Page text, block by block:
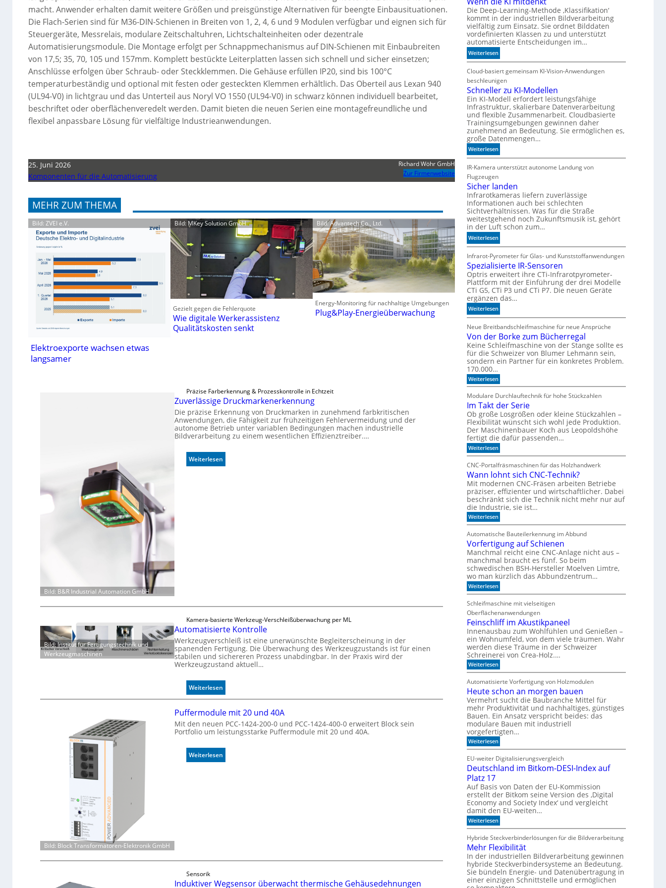
macht. Anwender erhalten damit weitere Größen und preisgünstige Alternativen für beengte Einbausituationen.
Die Flach-Serien sind für M36-DIN-Schienen in Breiten von 1, 2, 4, 6 und 9 Modulen verfügbar und eignen sich für
Steuergeräte, Messrelais, modulare Zeitschaltuhren, Lichtschalteinheiten oder dezentrale
Automatisierungsmodule. Die Montage erfolgt per Schnappmechanismus auf DIN-Schienen mit Einbaubreiten
von 17,5; 35, 70, 105 und 157mm. Komplett bestückte Leiterplatten lassen sich schnell und sicher einsetzen;
Anschlüsse erfolgen über Schraub- oder Steckklemmen. Die Gehäuse erfüllen IP20, sind bis 100°C
temperaturbeständig und optional mit festen oder gesteckten Klemmen erhältlich. Das Oberteil aus Lexan 940
(UL94-V0) in lichtgrau und das Unterteil aus Noryl VO 1550 (UL94-V0) in schwarz können individuell bearbeitet,
beschriftet oder oberflächenveredelt werden. Damit bieten die neuen Serien eine montagefreundliche und
flexibel anpassbare Lösung für vielfältige Industrieanwendungen.
25. Juni 2026
Komponenten für die Automatisierung
Richard Wöhr GmbH
Zur Firmenwebsite
MEHR ZUM THEMA
Bild: ZVEI e.V.
Elektroexporte wachsen etwas
langsamer
Bild: MKey Solution GmbH
Gezielt gegen die Fehlerquote
Wie digitale Werkerassistenz
Qualitätskosten senkt
Bild: Advantech Co., Ltd.
Energy-Monitoring für nachhaltige Umgebungen
Plug&Play-Energieüberwachung
Bild: B&R Industrial Automation GmbH
Präzise Farberkennung & Prozesskontrolle in Echtzeit
Zuverlässige Druckmarkenerkennung
Die präzise Erkennung von Druckmarken in zunehmend farbkritischen
Anwendungen, die Fähigkeit zur frühzeitigen Fehlervermeidung und der
autonome Betrieb unter variablen Bedingungen machen industrielle
Bildverarbeitung zu einem wesentlichen Effizienztreiber.…
Weiterlesen
Z
c
k
m
a
r
k
e
r
e
n
n
n
Bild: Institut für Fertigungstechnik und
Werkzeugmaschinen
Kamera-basierte Werkzeug-Verschleißüberwachung per ML
Automatisierte Kontrolle
Werkzeugverschleiß ist eine unerwünschte Begleiterscheinung in der
spanenden Fertigung. Die Überwachung des Werkzeugzustands ist für einen
stabilen und sichereren Prozess unabdingbar. In der Praxis wird der
Werkzeugzustand aktuell…
Weiterlesen
A
t
o
m
i
l
Bild: Block Transformatoren-Elektronik GmbH
Puffermodule mit 20 und 40A
Mit den neuen PCC-1424-200-0 und PCC-1424-400-0 erweitert Block sein
Portfolio um leistungsstarke Puffermodule mit 20 und 40A.
Weiterlesen
P
Sensorik
Induktiver Wegsensor überwacht thermische Gehäusedehnungen
Die Deep-Learning-Methode ‚Klassifikation‘
kommt in der industriellen Bildverarbeitung
vielfältig zum Einsatz. Sie ordnet Bilddaten
vordefinierten Klassen zu und unterstützt
automatisierte Entscheidungen im…
Weiterlesen:
W
e
n
n
d
i
e
K
I
m
i
t
d
e
n
k
t
Cloud-basiert gemeinsam KI-Vision-Anwendungen
beschleunigen
Schneller zu KI-Modellen
Ein KI-Modell erfordert leistungsfähige
Infrastruktur, skalierbare Datenverarbeitung
und flexible Zusammenarbeit. Cloudbasierte
Trainingsumgebungen gewinnen daher
zunehmend an Bedeutung. Sie ermöglichen es,
große Datenmengen…
Weiterlesen:
S
c
h
n
e
l
l
e
r
z
u
K
I
-
M
o
d
e
l
l
e
n
IR-Kamera unterstützt autonome Landung von
Flugzeugen
Sicher landen
Infrarotkameras liefern zuverlässige
Informationen auch bei schlechten
Sichtverhältnissen. Was für die Straße
weitestgehend noch Zukunftsmusik ist, gehört
in der Luft schon zum…
Weiterlesen:
S
i
c
h
e
r
a
n
d
e
n
Infrarot-Pyrometer für Glas- und Kunststoffanwendungen
Spezialisierte IR-Sensoren
Optris erweitert ihre CTi-Infrarotpyrometer-
Plattform mit der Einführung der drei Modelle
CTi G5, CTi P3 und CTi P7. Die neuen Geräte
ergänzen das…
Weiterlesen:
S
p
e
z
i
a
i
s
i
e
t
e
I
R
S
e
n
s
o
r
e
n
Neue Breitbandschleifmaschine für neue Ansprüche
Von der Borke zum Bücherregal
Keine Schleifmaschine von der Stange sollte es
für die Schweizer von Blumer Lehmann sein,
sondern ein Partner für ein konkretes Problem.
170.000…
Weiterlesen:
V
o
n
d
e
r
B
o
r
k
e
z
u
m
B
ü
c
h
e
r
r
e
g
a
l
Modulare Durchlauftechnik für hohe Stückzahlen
Im Takt der Serie
Ob große Losgrößen oder kleine Stückzahlen –
Flexibilität wünscht sich wohl jede Produktion.
Der Maschinenbauer Koch aus Leopoldshöhe
fertigt die dafür passenden…
Weiterlesen:
I
T
a
k
t
d
e
r
S
e
r
i
e
CNC-Portalfräsmaschinen für das Holzhandwerk
Wann lohnt sich CNC-Technik?
Mit modernen CNC-Fräsen arbeiten Betriebe
präziser, effizienter und wirtschaftlicher. Dabei
beschränkt sich die Technik nicht mehr nur auf
die Industrie, sie ist…
Weiterlesen:
W
a
n
n
l
o
h
n
t
s
i
h
C
N
C
-
T
e
c
h
n
k
?
Automatische Bauteilerkennung im Abbund
Vorfertigung auf Schienen
Manchmal reicht eine CNC-Anlage nicht aus –
manchmal braucht es fünf. So beim
schwedischen BSH-Hersteller Moelven Limtre,
wo man kürzlich das Abbundzentrum…
Weiterlesen:
V
r
f
e
r
t
i
g
u
n
g
a
u
f
S
c
h
i
e
n
e
n
Schleifmaschine mit vielseitigen
Oberflächenanwendungen
Feinschliff im Akustikpaneel
Innenausbau zum Wohlfühlen und Genießen –
ein Wohnumfeld, von dem viele träumen. Wahr
werden diese Träume in der Schweizer
Schreinerei von Crea-Holz.…
Weiterlesen:
F
i
n
s
c
h
l
i
f
f
i
A
k
t
i
k
p
a
n
e
e
l
Automatisierte Vorfertigung von Holzmodulen
Heute schon an morgen bauen
Vermehrt sucht die Baubranche Mittel für
mehr Produktivität und nachhaltiges, günstiges
Bauen. Ein Ansatz verspricht beides: das
modulare Bauen mit industriell
vorgefertigten…
Weiterlesen:
H
e
u
c
h
o
n
a
n
m
o
r
g
e
n
b
a
u
EU-weiter Digitalisierungsvergleich
Deutschland im Bitkom-DESI-Index auf
Platz 17
Auf Basis von Daten der EU-Kommission
erstellt der Bitkom seine Version des ‚Digital
Economy and Society Index‘ und vergleicht
damit den EU-weiten…
Weiterlesen:
D
u
t
s
c
h
l
a
Hybride Steckverbinderlösungen für die Bildverarbeitung
Mehr Flexibilität
In der industriellen Bildverarbeitung gewinnen
hybride Steckverbindersysteme an Bedeutung.
Sie bündeln Energie- und Datenübertragung in
einer einzigen Schnittstelle und ermöglichen